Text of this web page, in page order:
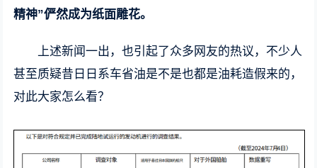
精神”俨然成为纸面雕花。
上述新闻一出，也引起了众多网友的热议，不少人
甚至质疑昔日日系车省油是不是也都是油耗造假来的，
对此大家怎么看？